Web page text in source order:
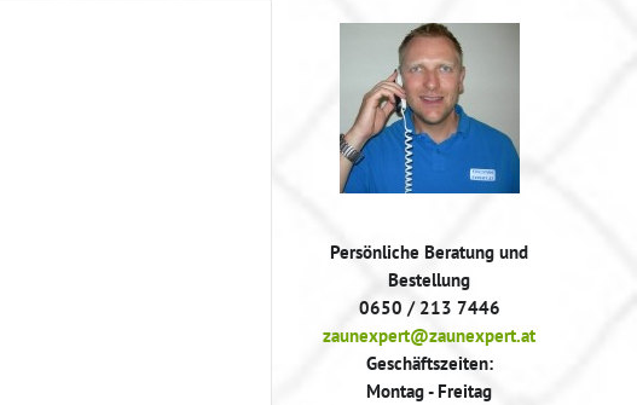
Persönliche Beratung und
Bestellung
0650 / 213 7446
zaunexpert@zaunexpert.at
Geschäftszeiten:
Montag - Freitag